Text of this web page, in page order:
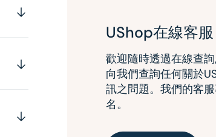
UShop在線客服
歡迎隨時透過在線查
向我們查詢任何關於
訊之問題。我們的客
名。